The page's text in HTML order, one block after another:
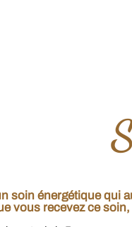
soin énergétique
vous recevez ce